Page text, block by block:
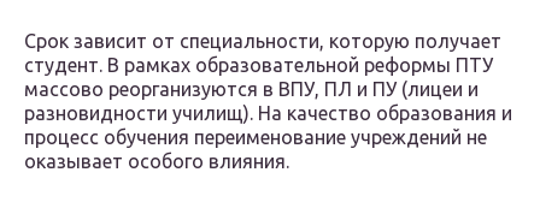
Срок зависит от специальности, которую получает
студент. В рамках образовательной реформы ПТУ
массово реорганизуются в ВПУ, ПЛ и ПУ (лицеи и
разновидности училищ). На качество образования и
процесс обучения переименование учреждений не
оказывает особого влияния.